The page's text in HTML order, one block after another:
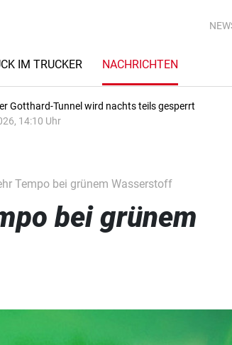
IM TRUCKER NACHRICHTEN
Gotthard-Tunnel wird nachts teils gesperrt
14:10 Uhr
Tempo bei grünem Wasserstoff
bei grünem